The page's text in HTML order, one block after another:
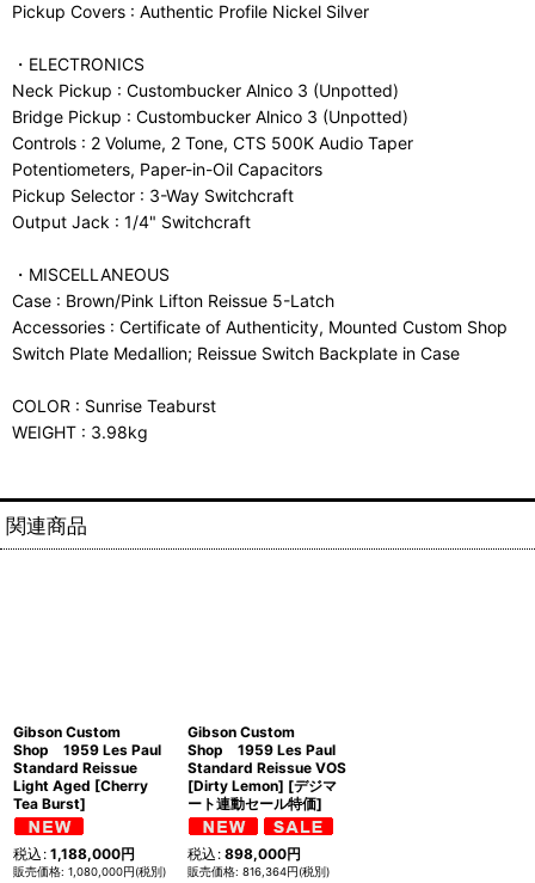
Pickup Covers : Authentic Profile Nickel Silver
・ELECTRONICS
Neck Pickup : Custombucker Alnico 3 (Unpotted)
Bridge Pickup : Custombucker Alnico 3 (Unpotted)
Controls : 2 Volume, 2 Tone, CTS 500K Audio Taper
Potentiometers, Paper-in-Oil Capacitors
Pickup Selector : 3-Way Switchcraft
Output Jack : 1/4" Switchcraft
・MISCELLANEOUS
Case : Brown/Pink Lifton Reissue 5-Latch
Accessories : Certificate of Authenticity, Mounted Custom Shop
Switch Plate Medallion; Reissue Switch Backplate in Case
COLOR : Sunrise Teaburst
WEIGHT : 3.98kg
関連商品
Gibson Custom
Shop 1959 Les Paul
Standard Reissue
Light Aged [Cherry
Tea Burst]
1,080,000円(税別)
税込 : 1,188,000円
Gibson Custom
Shop 1959 Les Paul
Standard Reissue VOS
[Dirty Lemon] [デジマ
ート連動セール特価]
816,364円(税別)
税込 : 898,000円